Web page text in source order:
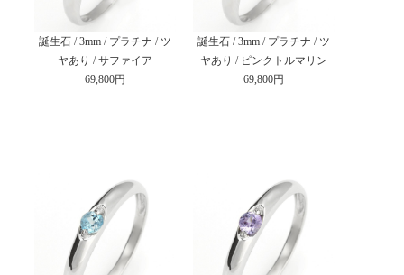
誕生石 / 3mm / プラチナ / ツ
ヤあり / サファイア
69,800円
誕生石 / 3mm / プラチナ / ツ
ヤあり / ピンクトルマリン
69,800円